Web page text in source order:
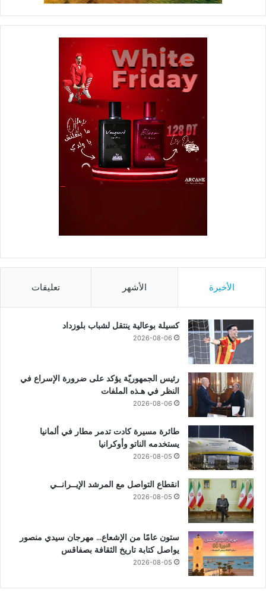
الأخيرة الأشهر تعليقات
كسيلة بوعالية ينتقل لشباب بلوزداد
2026-08-06
رئيس الجمهوريّة يؤكد على ضرورة الإسراع في
النظر في هـذه الملفات
2026-08-06
طائرة مسيرة كادت تدمر مطار في ألمانيا
يستخدمه الناتو وأوكرانيا
2026-08-05
انقطاع التواصل مع المرشد الإيــرانــي
2026-08-05
ستون عامًا من الإشعاع… مهرجان سيدي منصور
يواصل كتابة تاريخ الثقافة بصفاقس
2026-08-05